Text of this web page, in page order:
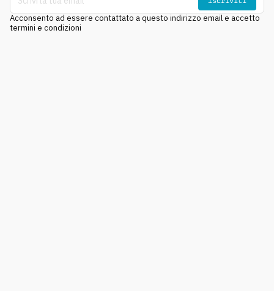
Acconsento ad essere contattato a questo indirizzo email e accetto
termini e condizioni